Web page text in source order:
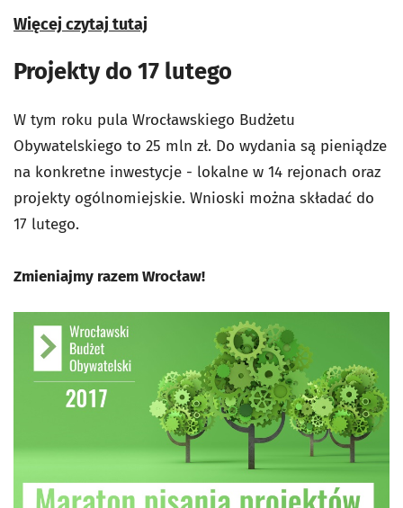
Więcej czytaj tutaj
Projekty do 17 lutego
W tym roku pula Wrocławskiego Budżetu
Obywatelskiego to 25 mln zł. Do wydania są pieniądze
na konkretne inwestycje - lokalne w 14 rejonach oraz
projekty ogólnomiejskie. Wnioski można składać do
17 lutego.
Zmieniajmy razem Wrocław!